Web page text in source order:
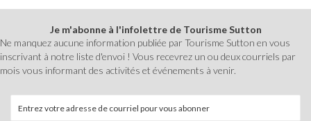
Je m'abonne à l'infolettre de Tourisme Sutton
Ne manquez aucune information publiée par Tourisme Sutton en vous
inscrivant à notre liste d'envoi ! Vous recevrez un ou deux courriels par
mois vous informant des activités et événements à venir.